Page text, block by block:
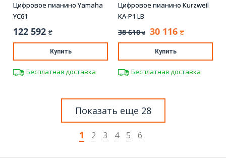
Цифровое пианино Yamaha
YC61
122 592 ₴
Купить
Бесплатная доставка
Цифровое пианино Kurzweil
KA-P1 LB
38 610 ₴ 30 116 ₴
Купить
Бесплатная доставка
Показать еще 28
1
2 3 4 5 6